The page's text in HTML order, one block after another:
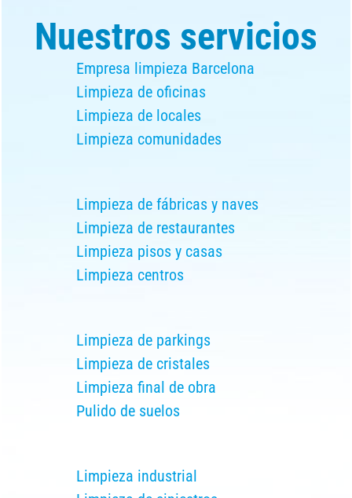
Nuestros servicios
Empresa limpieza Barcelona
Limpieza de oficinas
Limpieza de locales
Limpieza comunidades
Limpieza de fábricas y naves
Limpieza de restaurantes
Limpieza pisos y casas
Limpieza centros
Limpieza de parkings
Limpieza de cristales
Limpieza final de obra
Pulido de suelos
Limpieza industrial